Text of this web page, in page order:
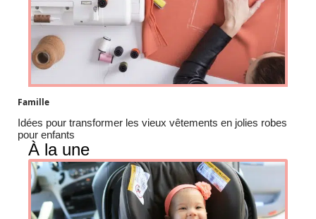
Famille
Idées pour transformer les vieux vêtements en jolies robes
pour enfants
À la une